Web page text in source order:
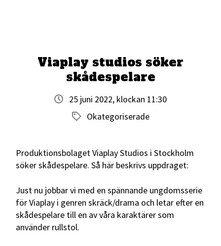
Viaplay studios söker
skådespelare
25 juni 2022, klockan 11:30
Okategoriserade
Produktionsbolaget Viaplay Studios i Stockholm
söker skådespelare. Så här beskrivs uppdraget:
Just nu jobbar vi med en spännande ungdomsserie
för Viaplay i genren skräck/drama och letar efter en
skådespelare till en av våra karaktärer som
använder rullstol.